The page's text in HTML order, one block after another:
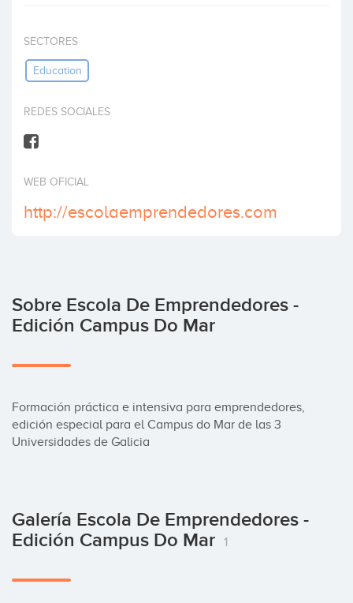
SECTORES
Education
REDES SOCIALES
WEB OFICIAL
http://escolaemprendedores.com
Sobre Escola De Emprendedores -
Edición Campus Do Mar
Formación práctica e intensiva para emprendedores,
edición especial para el Campus do Mar de las 3
Universidades de Galicia
Galería Escola De Emprendedores -
Edición Campus Do Mar
1